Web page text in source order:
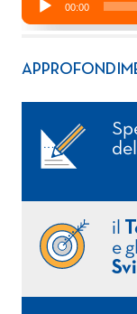
del
il
e